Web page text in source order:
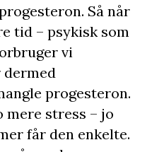
Så når
tid – psykisk som
vi
dermed
progesteron.
mere stress – jo
får den enkelte.